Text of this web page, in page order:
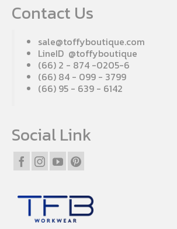
Contact Us
sale@toffyboutique.com
LineID @toffyboutique
(66) 2 - 874 -0205-6
(66) 84 - 099 - 3799
(66) 95 - 639 - 6142
Social Link